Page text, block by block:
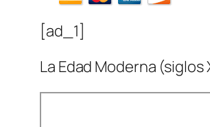
[ad_1]
La Edad Moderna (siglos